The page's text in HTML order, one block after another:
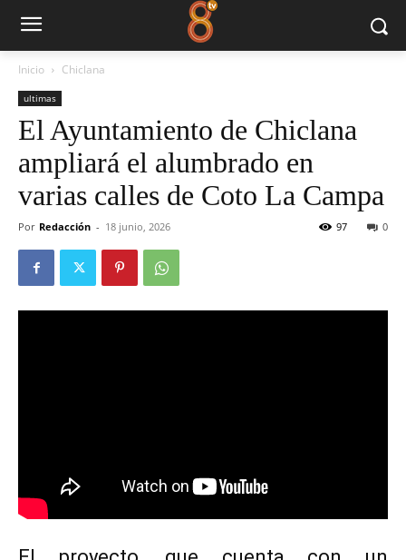
Inicio Chiclana
ultimas
El Ayuntamiento de Chiclana
ampliará el alumbrado en
varias calles de Coto La Campa
Por Redacción - 18 junio, 2026 0
97